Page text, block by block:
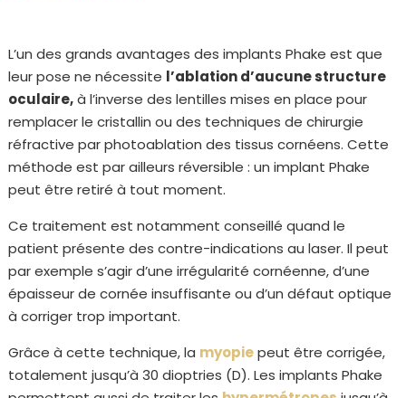
L’un des grands avantages des implants Phake est que
leur pose ne nécessite l’ablation d’aucune structure
oculaire,à l’inverse des lentilles mises en place pour
remplacer le cristallin ou des techniques de chirurgie
réfractive par photoablation des tissus cornéens. Cette
méthode est par ailleurs réversible : un implant Phake
peut être retiré à tout moment.
Ce traitement est notamment conseillé quand le
patient présente des contre-indications au laser. Il peut
par exemple s’agir d’une irrégularité cornéenne, d’une
épaisseur de cornée insuffisante ou d’un défaut optique
à corriger trop important.
Grâce à cette technique, la myopiepeut être corrigée,
totalement jusqu’à 30 dioptries (D). Les implants Phake